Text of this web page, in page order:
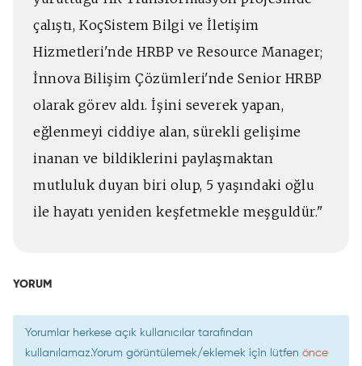
çalıştı, KoçSistem Bilgi ve İletişim
Hizmetleri'nde HRBP ve Resource Manager;
İnnova Bilişim Çözümleri'nde Senior HRBP
olarak görev aldı. İşini severek yapan,
eğlenmeyi ciddiye alan, sürekli gelişime
inanan ve bildiklerini paylaşmaktan
mutluluk duyan biri olup, 5 yaşındaki oğlu
ile hayatı yeniden keşfetmekle meşguldür."
YORUM
Yorumlar herkese açık kullanıcılar tarafından
kullanılamaz.Yorum görüntülemek/eklemek için lütfen önce